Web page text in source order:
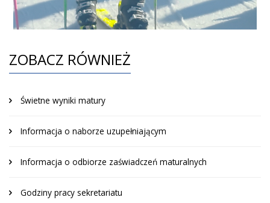
ZOBACZ RÓWNIEŻ
Świetne wyniki matury
Informacja o naborze uzupełniającym
Informacja o odbiorze zaświadczeń maturalnych
Godziny pracy sekretariatu